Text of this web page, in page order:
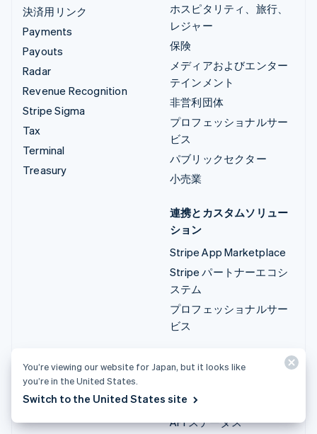
決済用リンク
Payments
Payouts
Radar
Revenue Recognition
Stripe Sigma
Tax
Terminal
Treasury
ホスピタリティ、旅行、
レジャー
保険
メディアおよびエンター
テインメント
非営利団体
プロフェッショナルサー
ビス
パブリックセクター
小売業
連携とカスタムソリュー
ション
Stripe App Marketplace
Stripe パートナーエコシ
ステム
プロフェッショナルサー
ビス
API リファレンス
API ステータス
You’re viewing our website for Japan, but it looks like
you’re in the United States.
Switch to the United States site